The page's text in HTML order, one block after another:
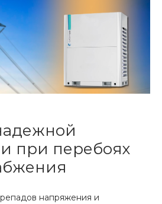
при перебоях
напряжения и